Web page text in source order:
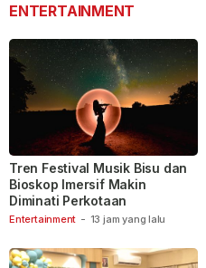
ENTERTAINMENT
Entertainment - 13 jam yang lalu
Tren Festival Musik Bisu dan
Bioskop Imersif Makin
Diminati Perkotaan